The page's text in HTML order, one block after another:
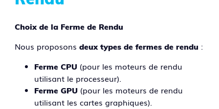
Choix de la Ferme de Rendu
Nous proposons deux types de fermes de rendu :
Ferme CPU (pour les moteurs de rendu
utilisant le processeur).
Ferme GPU (pour les moteurs de rendu
utilisant les cartes graphiques).